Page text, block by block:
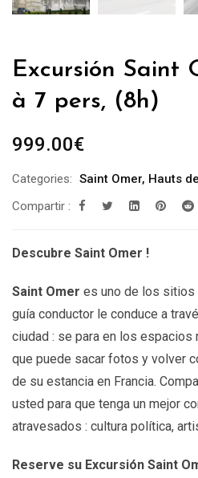
Excursión Saint
à 7 pers, (8h)
999.00€
Categories: Saint Omer, Hauts
Compartir :
Descubre Saint Omer !
Saint Omer es uno de los sitios
guía conductor le conduce a
ciudad : se para en los
que puede sacar fotos y volver
de su estancia en Francia.
usted para que tenga un mejor
atravesados : cultura política,
Reserve su Excursión Saint